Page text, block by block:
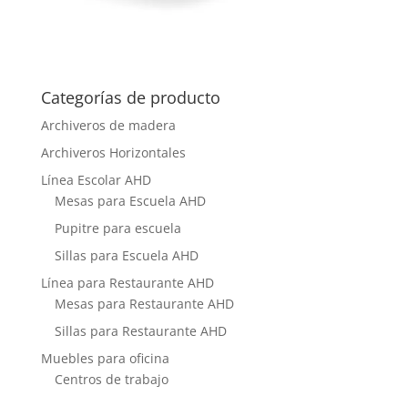
Categorías de producto
Archiveros de madera
Archiveros Horizontales
Línea Escolar AHD
Mesas para Escuela AHD
Pupitre para escuela
Sillas para Escuela AHD
Línea para Restaurante AHD
Mesas para Restaurante AHD
Sillas para Restaurante AHD
Muebles para oficina
Centros de trabajo